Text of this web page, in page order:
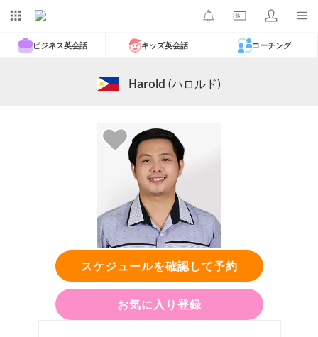
ビジネス英会話 キッズ英会話 コーチング
Harold (ハロルド)
スケジュールを確認して予約
お気に入り登録